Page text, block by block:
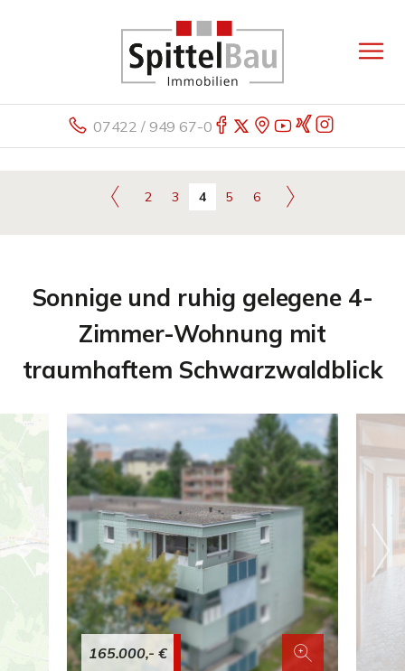
07422 / 949 67-0
2 3 4 5 6
Sonnige und ruhig gelegene 4-
Zimmer-Wohnung mit
traumhaftem Schwarzwaldblick
165.000,- €